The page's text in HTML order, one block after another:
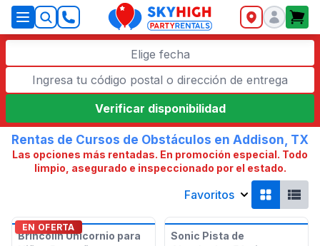
SkyHigh Logo
Elige fecha
Verificar disponibilidad
Rentas de Cursos de Obstáculos en Addison, TX
Las opciones más rentadas. En promoción especial. Todo
limpio, asegurado e inspeccionado por el estado.
Favoritos
EN OFERTA
Brincolín Unicornio para
Sonic Pista de